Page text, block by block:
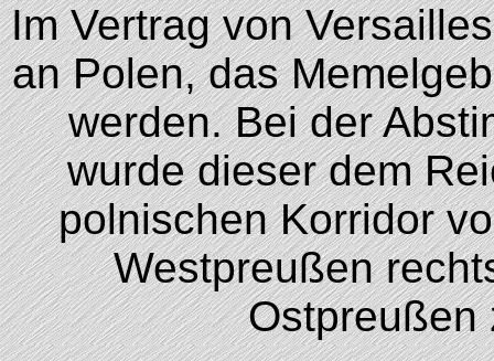
Im Vertrag von
an Polen, das
werden. Bei der
wurde dieser dem
polnischen Korridor
Westpreußen
Ostpreußen